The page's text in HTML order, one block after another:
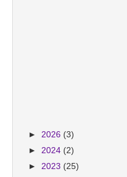
► 2026 (3)
► 2024 (2)
► 2023 (25)